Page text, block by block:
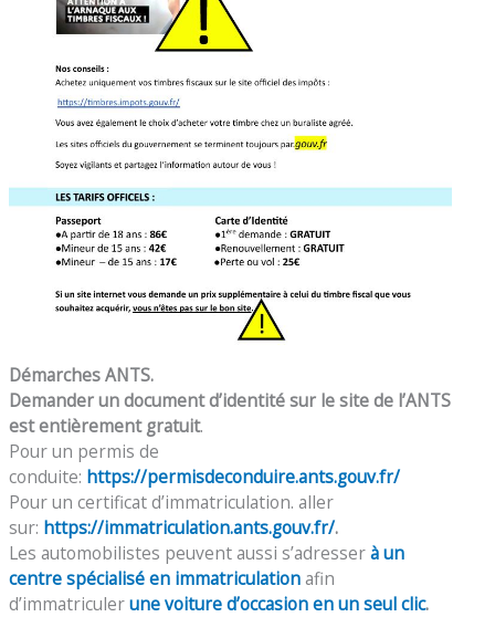
Démarches ANTS.
Demander un document d’identité sur le site de l’ANTS
est entièrement gratuit.
Pour un permis de
conduite: https://permisdeconduire.ants.gouv.fr/
Pour un certificat d’immatriculation. aller
sur: https://immatriculation.ants.gouv.fr/.
Les automobilistes peuvent aussi s’adresserà un
centre spécialisé en immatriculationafin
d’immatriculerune voiture d’occasion en un seul clic.